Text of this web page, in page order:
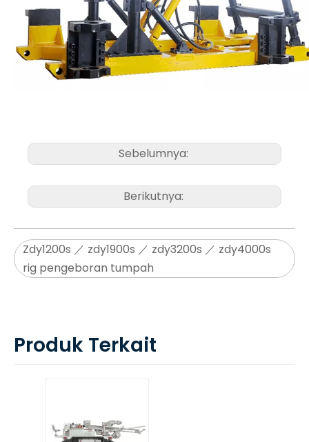
Sebelumnya:
Berikutnya:
Zdy1200s ／ zdy1900s ／ zdy3200s ／ zdy4000s
rig pengeboran tumpah
Produk Terkait